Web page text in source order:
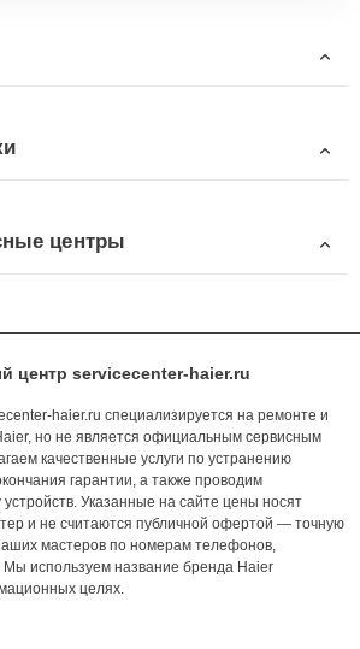
центры
центр servicecenter-haier.ru
haier.ru специализируется на ремонте и
но не является официальным сервисным
качественные услуги по устранению
гарантии, а также проводим
устройств. Указанные на сайте цены носят
и не считаются публичной офертой — точную
мастеров по номерам телефонов,
используем название бренда Haier
целях.